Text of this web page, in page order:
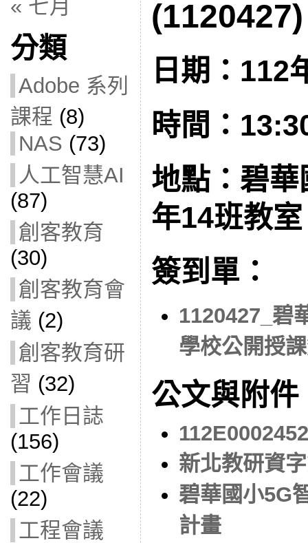
« 七月
分類
Adobe 系列
課程 (8)
NAS (73)
人工智慧AI
(87)
創客教育
(30)
創客教育會
議 (2)
創客教育研
習 (32)
工作日誌
(156)
工作會議
(22)
工程會議
(1120427)
日期：112
時間：
地點：碧
年14班教室
簽到單：
1120427_碧
學校公開授
公文與附件
112E0002452
新北教研資
碧華國小5G
計畫